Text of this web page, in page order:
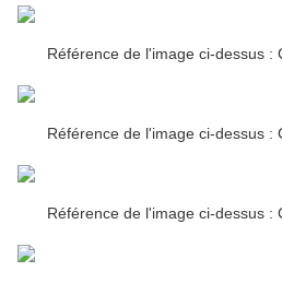
Référence de l'image ci-dessus :
Référence de l'image ci-dessus :
Référence de l'image ci-dessus :